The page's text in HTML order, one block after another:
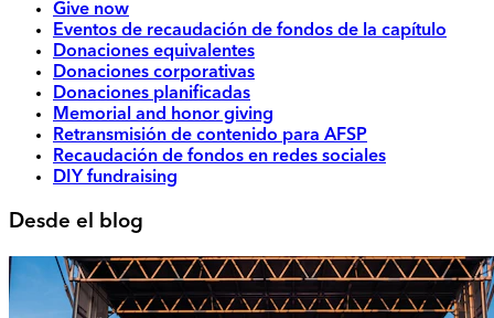
Give now
Eventos de recaudación de fondos de la capítulo
Donaciones equivalentes
Donaciones corporativas
Donaciones planificadas
Memorial and honor giving
Retransmisión de contenido para AFSP
Recaudación de fondos en redes sociales
DIY fundraising
Desde el blog